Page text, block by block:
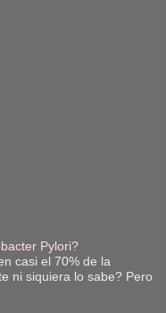
Pylori?
casi el 70% de la
ni siquiera lo sabe? Pero